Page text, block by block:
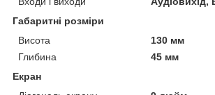
Габаритні розміри
Висота
130 мм
Глибина
45 мм
Екран